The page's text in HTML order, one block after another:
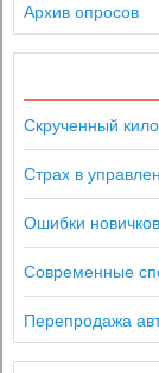
Архив опросов
Скрученный
Страх в
Ошибки новичков
Современные
Перепродажа